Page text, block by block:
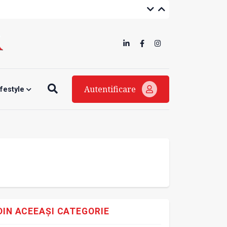
Autentificare
ACEEAȘI CATEGORIE